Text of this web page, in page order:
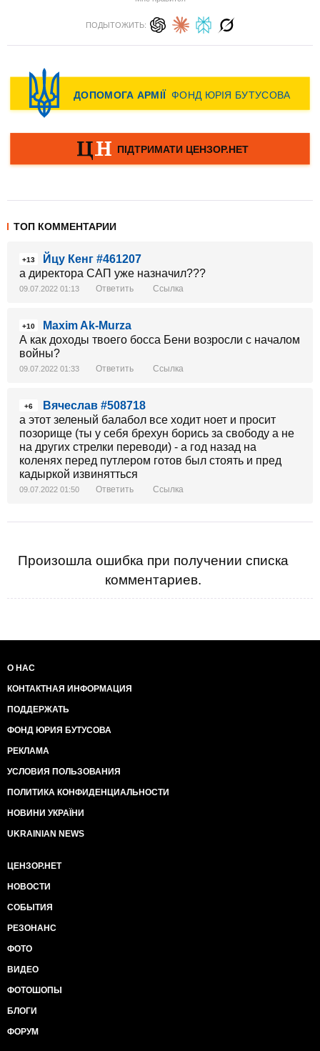
ПОДЫТОЖИТЬ:
ТОП КОММЕНТАРИИ
+13
Йцу Кенг #461207
а директора САП уже назначил???
09.07.2022 01:13 Ответить Ссылка
+10
Maxim Ak-Murza
А как доходы твоего босса Бени возросли с началом
войны?
09.07.2022 01:33 Ответить Ссылка
+6
Вячеслав #508718
а этот зеленый балабол все ходит ноет и просит
позорище (ты у себя брехун борись за свободу а не
на других стрелки переводи) - а год назад на
коленях перед путлером готов был стоять и пред
кадыркой извинятться
09.07.2022 01:50 Ответить Ссылка
Произошла ошибка при получении списка
комментариев.
О НАС
КОНТАКТНАЯ ИНФОРМАЦИЯ
ПОДДЕРЖАТЬ
ФОНД ЮРИЯ БУТУСОВА
РЕКЛАМА
УСЛОВИЯ ПОЛЬЗОВАНИЯ
ПОЛИТИКА КОНФИДЕНЦИАЛЬНОСТИ
НОВИНИ УКРАЇНИ
UKRAINIAN NEWS
ЦЕНЗОР.НЕТ
НОВОСТИ
СОБЫТИЯ
РЕЗОНАНС
ФОТО
ВИДЕО
ФОТОШОПЫ
БЛОГИ
ФОРУМ